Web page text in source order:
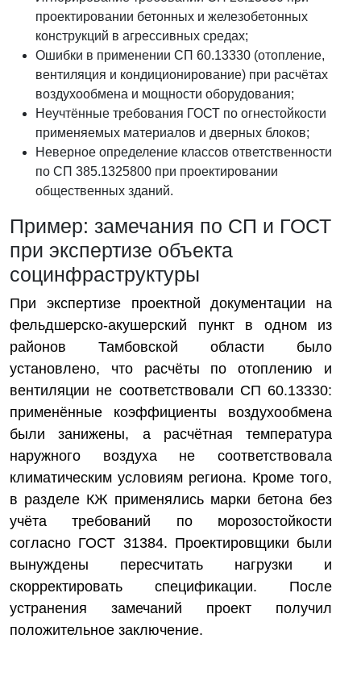
проектировании бетонных и железобетонных
конструкций в агрессивных средах;
Ошибки в применении СП 60.13330 (отопление,
вентиляция и кондиционирование) при расчётах
воздухообмена и мощности оборудования;
Неучтённые требования ГОСТ по огнестойкости
применяемых материалов и дверных блоков;
Неверное определение классов ответственности
по СП 385.1325800 при проектировании
общественных зданий.
Пример: замечания по СП и ГОСТ
при экспертизе объекта
социнфраструктуры
При экспертизе проектной документации на
фельдшерско-акушерский пункт в одном из
районов Тамбовской области было
установлено, что расчёты по отоплению и
вентиляции не соответствовали СП 60.13330:
применённые коэффициенты воздухообмена
были занижены, а расчётная температура
наружного воздуха не соответствовала
климатическим условиям региона. Кроме того,
в разделе КЖ применялись марки бетона без
учёта требований по морозостойкости
согласно ГОСТ 31384. Проектировщики были
вынуждены пересчитать нагрузки и
скорректировать спецификации. После
устранения замечаний проект получил
положительное заключение.